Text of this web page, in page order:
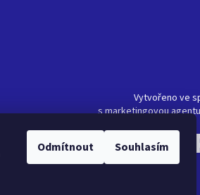
Odmítnout Souhlasím
Vytvořeno ve
s marketingovou